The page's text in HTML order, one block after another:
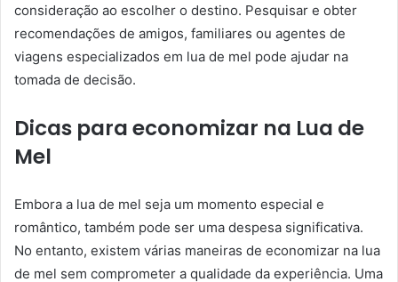
consideração ao escolher o destino. Pesquisar e obter
recomendações de amigos, familiares ou agentes de
viagens especializados em lua de mel pode ajudar na
tomada de decisão.
Dicas para economizar na Lua de
Mel
Embora a lua de mel seja um momento especial e
romântico, também pode ser uma despesa significativa.
No entanto, existem várias maneiras de economizar na lua
de mel sem comprometer a qualidade da experiência. Uma